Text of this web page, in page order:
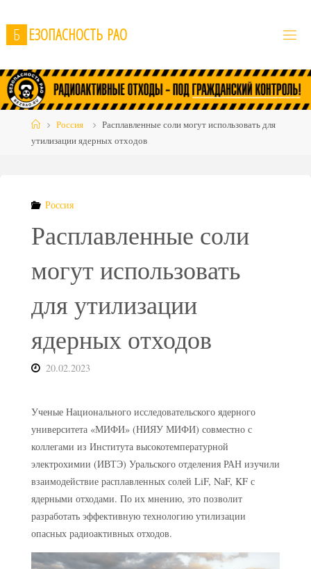
to
content
Б ЕЗОПАСНОСТЬ РАО
HomeРоссия
Расплавленные соли могут использовать для
утилизации ядерных отходов
Россия
Расплавленные соли
могут использовать
для утилизации
ядерных отходов
20.02.2023
Ученые Национального исследовательского ядерного
университета «МИФИ» (НИЯУ МИФИ) совместно с
коллегами из Института высокотемпературной
электрохимии (ИВТЭ) Уральского отделения РАН изучили
взаимодействие расплавленных солей LiF, NaF, KF с
ядерными отходами. По их мнению, это позволит
разработать эффективную технологию утилизации
опасных радиоактивных отходов.